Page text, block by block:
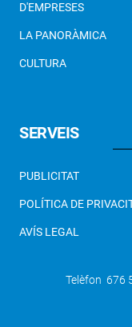
D'EMPRESES
LA PANORÀMICA
CULTURA
SERVEIS
PUBLICITAT
POLÍTICA DE
AVÍS LEGAL
Telèfon 676